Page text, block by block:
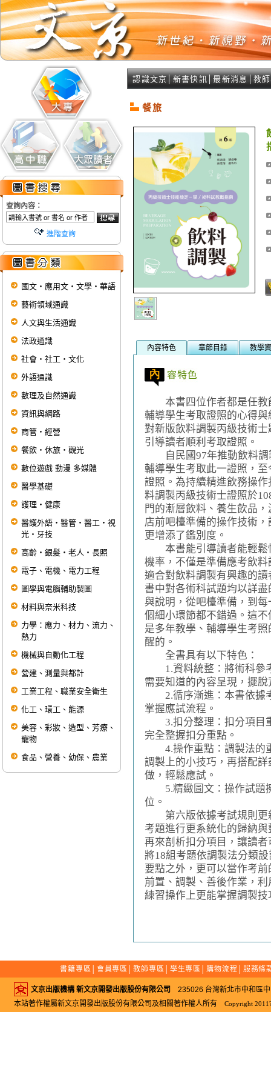
查詢內容：
進階查詢
國文‧應用文‧文學‧華語
藝術領域通識
人文與生活通識
法政通識
社會‧社工‧文化
外語通識
數理及自然通識
資訊與網路
商管‧經營
餐飲‧休旅‧觀光
數位遊戲 動漫 多媒體
醫學基礎
護理‧健康
醫護外語‧醫管‧醫工‧視
光‧牙技
高齡‧銀髮‧老人‧長照
電子、電機、電力工程
圖學與電腦輔助製圖
材料與奈米科技
力學：應力、材力、流力、
熱力
機械與自動化工程
營建、測量與都計
工業工程、職業安全衛生
化工、環工、能源
美容、彩妝、造型、芳療、
寵物
食品、營養、幼保、農業
認識文京 新書快訊 │最新消息 教
餐旅
內容特色 章節目錄 教學
本書四位作者都是任教
輔導學生考取證照的心得
對新版飲料調製丙級技術
引導讀者順利考取證照。
自民國97年推動飲料調
輔導學生考取此一證照，
證照。為持續精進飲務操
料調製丙級技術士證照於
門的漸層飲料、養生飲品
店前吧檯準備的操作技術
更增添了鑑別度。
本書能引導讀者能輕鬆
機率，不僅是準備應考飲
適合對飲料調製有興趣的
書中對各術科試題均以詳
與說明，從吧檯準備，到
個細小環節都不錯過。這
是多年教學、輔導學生考
醒的。
全書具有以下特色：
1.資料統整：將術科參
需要知道的內容呈現，擺
2.循序漸進：本書依據
掌握應試流程。
3.扣分整理：扣分項目
完全整握扣分重點。
4.操作重點：調製法的
調製上的小技巧，再搭配
做，輕鬆應試。
5.精緻圖文：操作試題
位。
第六版依據考試規則更
考題進行更系統化的歸納
再來剖析扣分項目，讓讀
將18組考題依調製法分類
要點之外，更可以當作考
前置、調製、善後作業，
練習操作上更能掌握調製技
書籍專區 會員專區 │教師專區 學生專區 購物流程 服務條
文京出版機構 新文京開發出版股份有限公司
235026 台灣新北市中和區
本站著作權屬新文京開發出版股份有限公司及相關著作權人所有
Copyright